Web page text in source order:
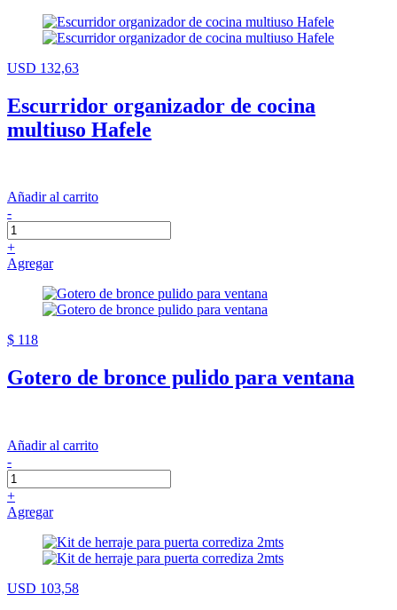
USD 132,63
Escurridor organizador de cocina
multiuso Hafele
Añadir al carrito
-
+
Agregar
$ 118
Gotero de bronce pulido para ventana
Añadir al carrito
-
+
Agregar
USD 103,58